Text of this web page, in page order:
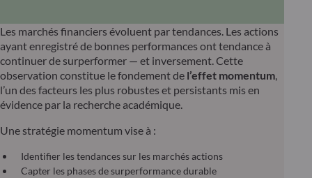
Les marchés financiers évoluent par tendances. Les actions
ayant enregistré de bonnes performances ont tendance à
continuer de surperformer — et inversement. Cette
observation constitue le fondement de l’effet momentum,
l’un des facteurs les plus robustes et persistants mis en
évidence par la recherche académique.
Une stratégie momentum vise à :
Identifier les tendances sur les marchés actions
Cap­ter les phases de surperformance durable